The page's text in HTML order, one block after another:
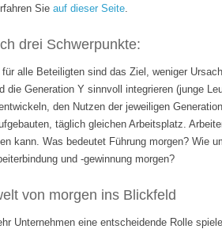
Sie auf dieser Seite.
drei Schwerpunkte:
alle Beteiligten sind das Ziel, weniger
Generation Y sinnvoll integrieren (junge
den Nutzen der jeweiligen
täglich gleichen Arbeitsplatz.
kann. Was bedeutet Führung morgen? Wie
und -gewinnung morgen?
von morgen ins Blickfeld
Unternehmen eine entscheidende Rolle